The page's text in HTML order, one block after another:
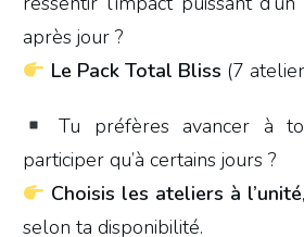
après jour ?
Le Pack Total Bliss (7
Tu préfères avancer à
participer qu’à certains jours ?
Choisis les ateliers à l’unité
selon ta disponibilité.